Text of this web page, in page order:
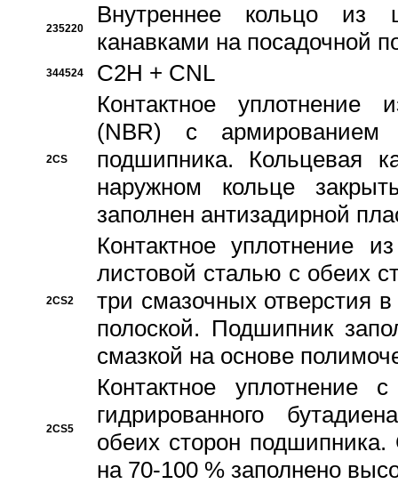
235220
Внутреннее кольцо из
канавками на посадочной
344524 C2H + CNL
2CS
Контактное уплотнение
(NBR) с
подшипника. Кольцевая
наружном кольце
заполнен антизадирной
2CS2
Контактное уплотнение
листовой сталью с обеих
три смазочных отверстия
полоской. Подшипник
смазкой на основе
2CS5
Контактное уплотнение
гидрированного
обеих сторон
на 70-100 % заполнено